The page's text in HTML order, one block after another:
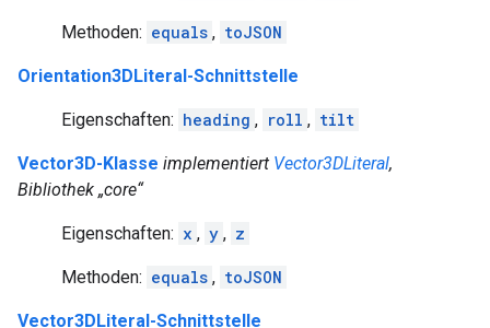
Methoden: equals , toJSON
Orientation3DLiteral-Schnittstelle
Eigenschaften: heading , roll , tilt
Vector3D-Klasse implementiert Vector3DLiteral,
Bibliothek „core“
Eigenschaften: x , y , z
Methoden: equals , toJSON
Vector3DLiteral-Schnittstelle